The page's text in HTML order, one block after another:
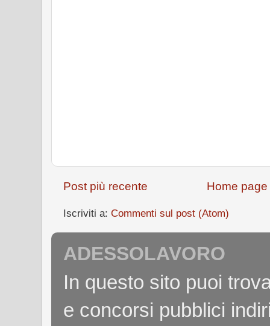
Post più recente Home page
Iscriviti a: Commenti sul post (Atom)
ADESSOLAVORO
In questo sito puoi
e concorsi pubblici